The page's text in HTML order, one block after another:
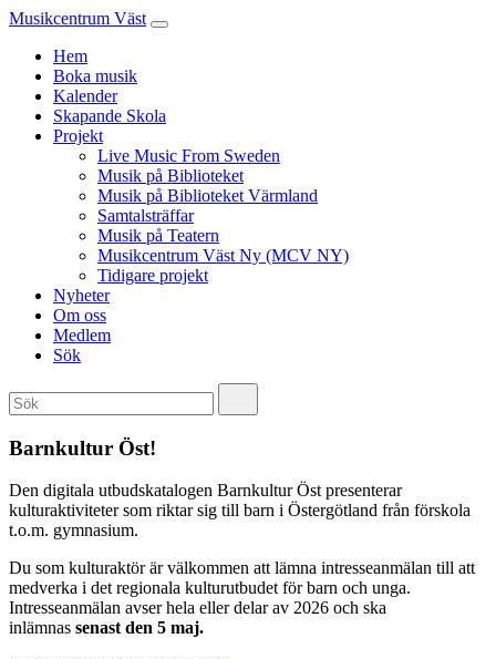
Musikcentrum Väst
Hem
Boka musik
Kalender
Skapande Skola
Projekt
Live Music From Sweden
Musik på Biblioteket
Musik på Biblioteket Värmland
Samtalsträffar
Musik på Teatern
Musikcentrum Väst Ny (MCV NY)
Tidigare projekt
Nyheter
Om oss
Medlem
Sök
Barnkultur Öst!
Den digitala utbudskatalogen Barnkultur Öst presenterar
kulturaktiviteter som riktar sig till barn i Östergötland från förskola
t.o.m. gymnasium.
Du som kulturaktör är välkommen att lämna intresseanmälan till att
medverka i det regionala kulturutbudet för barn och unga.
Intresseanmälan avser hela eller delar av 2026 och ska
inlämnas senast den 5 maj.